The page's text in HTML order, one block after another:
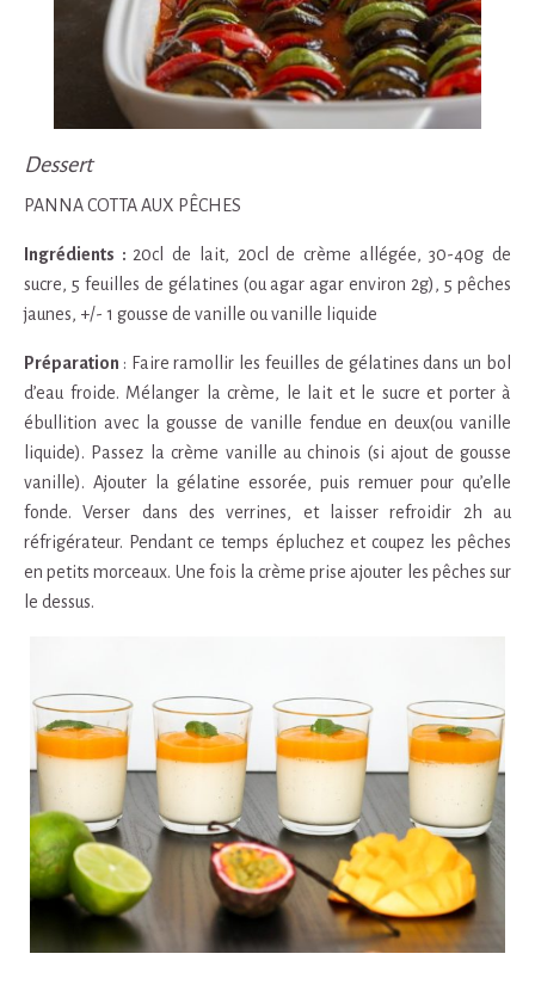
Dessert
PANNA COTTA AUX PÊCHES
Ingrédients : 20cl de lait, 20cl de crème allégée, 30-40g de
sucre, 5 feuilles de gélatines (ou agar agar environ 2g), 5 pêches
jaunes, +/- 1 gousse de vanille ou vanille liquide
Préparation : Faire ramollir les feuilles de gélatines dans un bol
d’eau froide. Mélanger la crème, le lait et le sucre et porter à
ébullition avec la gousse de vanille fendue en deux(ou vanille
liquide). Passez la crème vanille au chinois (si ajout de gousse
vanille). Ajouter la gélatine essorée, puis remuer pour qu’elle
fonde. Verser dans des verrines, et laisser refroidir 2h au
réfrigérateur. Pendant ce temps épluchez et coupez les pêches
en petits morceaux. Une fois la crème prise ajouter les pêches sur
le dessus.